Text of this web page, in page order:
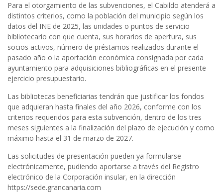
Para el otorgamiento de las subvenciones, el Cabildo atenderá a
distintos criterios, como la población del municipio según los
datos del INE de 2025, las unidades o puntos de servicio
bibliotecario con que cuenta, sus horarios de apertura, sus
socios activos, número de préstamos realizados durante el
pasado año o la aportación económica consignada por cada
ayuntamiento para adquisiciones bibliográficas en el presente
ejercicio presupuestario.
Las bibliotecas beneficiarias tendrán que justificar los fondos
que adquieran hasta finales del año 2026, conforme con los
criterios requeridos para esta subvención, dentro de los tres
meses siguientes a la finalización del plazo de ejecución y como
máximo hasta el 31 de marzo de 2027.
Las solicitudes de presentación pueden ya formularse
electrónicamente, pudiendo aportarse a través del Registro
electrónico de la Corporación insular, en la dirección
https://sede.grancanaria.com